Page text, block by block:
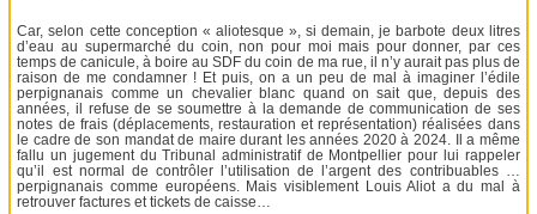
Car, selon cette conception « aliotesque », si demain, je barbote deux litres
d’eau au supermarché du coin, non pour moi mais pour donner, par ces
temps de canicule, à boire au SDF du coin de ma rue, il n’y aurait pas plus de
raison de me condamner ! Et puis, on a un peu de mal à imaginer l’édile
perpignanais comme un chevalier blanc quand on sait que, depuis des
années, il refuse de se soumettre à la demande de communication de ses
notes de frais (déplacements, restauration et représentation) réalisées dans
le cadre de son mandat de maire durant les années 2020 à 2024. Il a même
fallu un jugement du Tribunal administratif de Montpellier pour lui rappeler
qu’il est normal de contrôler l’utilisation de l’argent des contribuables …
perpignanais comme européens. Mais visiblement Louis Aliot a du mal à
retrouver factures et tickets de caisse…